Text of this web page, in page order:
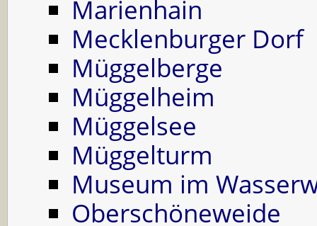
Marienhain
Mecklenburger Dorf
Müggelberge
Müggelheim
Müggelsee
Müggelturm
Museum im
Oberschöneweide